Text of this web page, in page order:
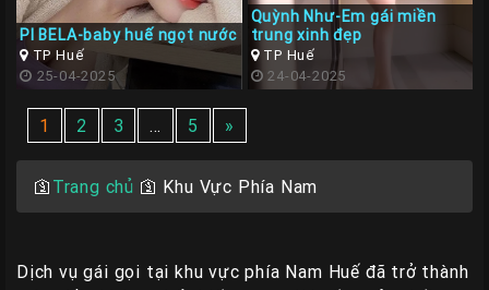
PI BELA-baby huế ngọt nước
TP Huế
25-04-2025
Quỳnh Như-Em gái miền
trung xinh đẹp
TP Huế
24-04-2025
1 2 3 … 5 »
🛐 Trang chủ 🛐 Khu Vực Phía Nam
Dịch vụ gái gọi tại khu vực phía Nam Huế đã trở thành